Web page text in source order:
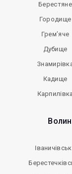
Берестяне
Городище
Грем’яче
Дубище
Кадище
Карпилівка